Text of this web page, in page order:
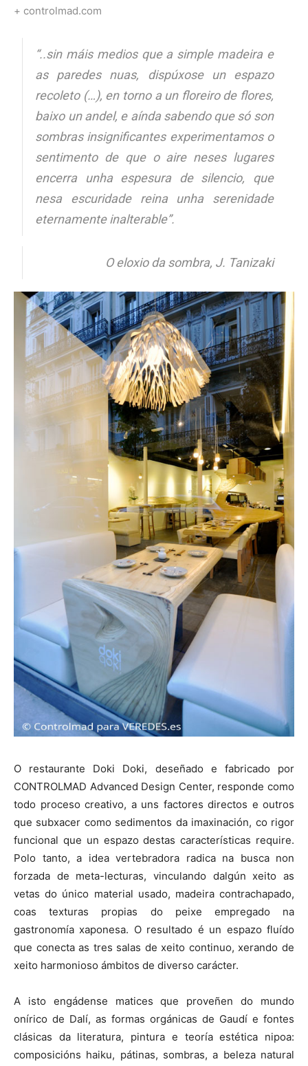
+ controlmad.com
“..sin máis medios que a simple madeira e
as paredes nuas, dispúxose un espazo
recoleto (…), en torno a un floreiro de flores,
baixo un andel, e aínda sabendo que só son
sombras insignificantes experimentamos o
sentimento de que o aire neses lugares
encerra unha espesura de silencio, que
nesa escuridade reina unha serenidade
eternamente inalterable”.
O eloxio da sombra, J. Tanizaki
O restaurante Doki Doki, deseñado e fabricado por
CONTROLMAD Advanced Design Center, responde como
todo proceso creativo, a uns factores directos e outros
que subxacer como sedimentos da imaxinación, co rigor
funcional que un espazo destas características require.
Polo tanto, a idea vertebradora radica na busca non
forzada de meta-lecturas, vinculando dalgún xeito as
vetas do único material usado, madeira contrachapado,
coas texturas propias do peixe empregado na
gastronomía xaponesa. O resultado é un espazo fluído
que conecta as tres salas de xeito continuo, xerando de
xeito harmonioso ámbitos de diverso carácter.
A isto engádense matices que proveñen do mundo
onírico de Dalí, as formas orgánicas de Gaudí e fontes
clásicas da literatura, pintura e teoría estética nipoa:
composicións haiku, pátinas, sombras, a beleza natural